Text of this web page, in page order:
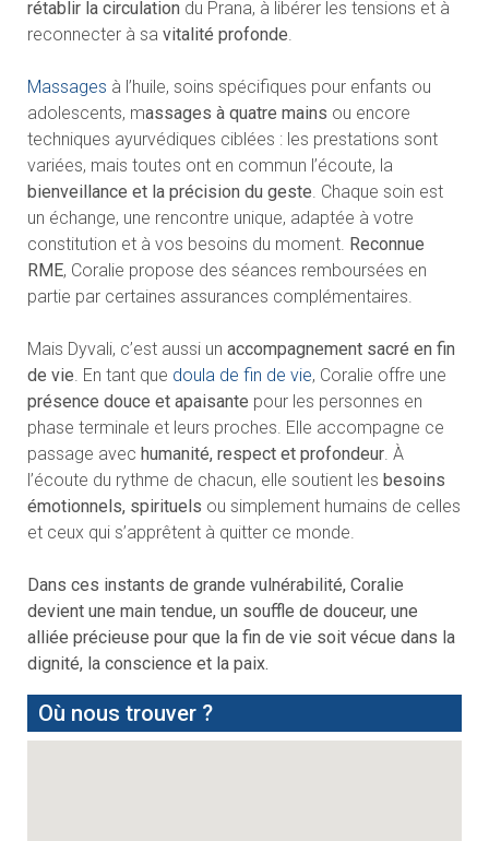
rétablir la circulation du Prana, à libérer les tensions et à
reconnecter à sa vitalité profonde.
Massages à l’huile, soins spécifiques pour enfants ou
adolescents, massages à quatre mains ou encore
techniques ayurvédiques ciblées : les prestations sont
variées, mais toutes ont en commun l’écoute, la
bienveillance et la précision du geste. Chaque soin est
un échange, une rencontre unique, adaptée à votre
constitution et à vos besoins du moment. Reconnue
RME, Coralie propose des séances remboursées en
partie par certaines assurances complémentaires.
Mais Dyvali, c’est aussi un accompagnement sacré en fin
de vie. En tant que doula de fin de vie, Coralie offre une
présence douce et apaisante pour les personnes en
phase terminale et leurs proches. Elle accompagne ce
passage avec humanité, respect et profondeur. À
l’écoute du rythme de chacun, elle soutient les besoins
émotionnels, spirituels ou simplement humains de celles
et ceux qui s’apprêtent à quitter ce monde.
Dans ces instants de grande vulnérabilité, Coralie
devient une main tendue, un souffle de douceur, une
alliée précieuse pour que la fin de vie soit vécue dans la
dignité, la conscience et la paix.
Où nous trouver ?